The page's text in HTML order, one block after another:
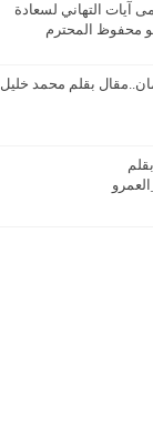
آيات التهاني لسعادة
محفوظ المحترم
بقلم محمد خليل